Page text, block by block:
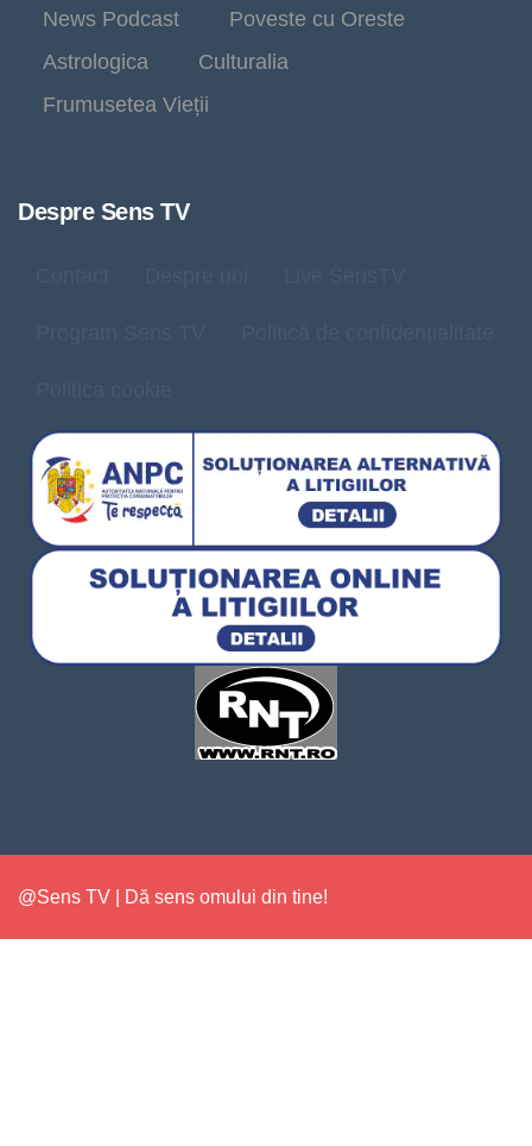
News Podcast
Poveste cu Oreste
Astrologica
Culturalia
Frumusetea Vieții
Despre Sens TV
@Sens TV | Dă sens omului din tine!